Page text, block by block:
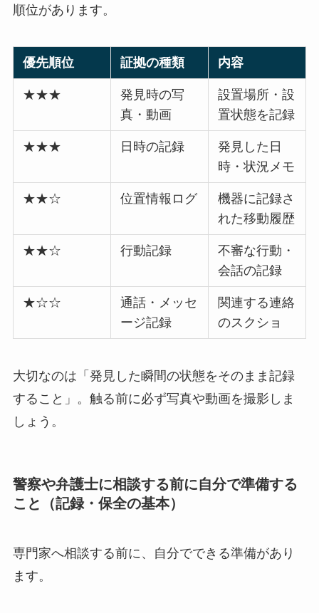
順位があります。
優先順位 証拠の種類 内容
★★★
発見時の写
真・動画
設置場所・設
置状態を記録
★★★ 日時の記録
発見した日
時・状況メモ
★★☆ 位置情報ログ
機器に記録さ
れた移動履歴
★★☆ 行動記録
不審な行動・
会話の記録
★☆☆
通話・メッセ
ージ記録
関連する連絡
のスクショ
大切なのは「発見した瞬間の状態をそのまま記録
すること」。触る前に必ず写真や動画を撮影しま
しょう。
警察や弁護士に相談する前に自分で準備する
こと（記録・保全の基本）
専門家へ相談する前に、自分でできる準備があり
ます。